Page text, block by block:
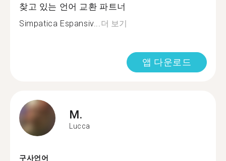
찾고 있는 언어 교환 파트너
Simpatica Espansiv...더 보기
앱 다운로드
M.
Lucca
구사언어